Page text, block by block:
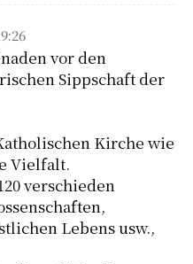
vor den
Sippschaft der
Kirche wie
Vielfalt.
verschieden
Lebens usw.,